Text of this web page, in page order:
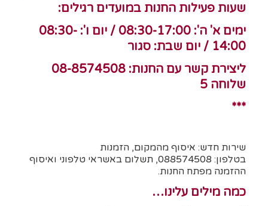
שעות פעילות החנות במועדים רגילים:
ימים א' ה': 08:30-17:00 / יום ו': 08:30-
14:00 / יום שבת: סגור
שלוחה 5
***
שירות חדש: איסוף מהמקום, הזמנות
בטלפון: 088574508, תשלום באשראי טלפוני ואיסוף
ההזמנה מפתח החנות.
כמה מילים עלינו…